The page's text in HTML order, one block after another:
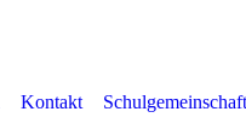
Kontakt Schulgemeinschaft